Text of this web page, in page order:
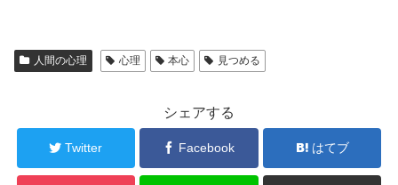
人間の心理 心理 本心 見つめる
シェアする
Twitter Facebook はてブ